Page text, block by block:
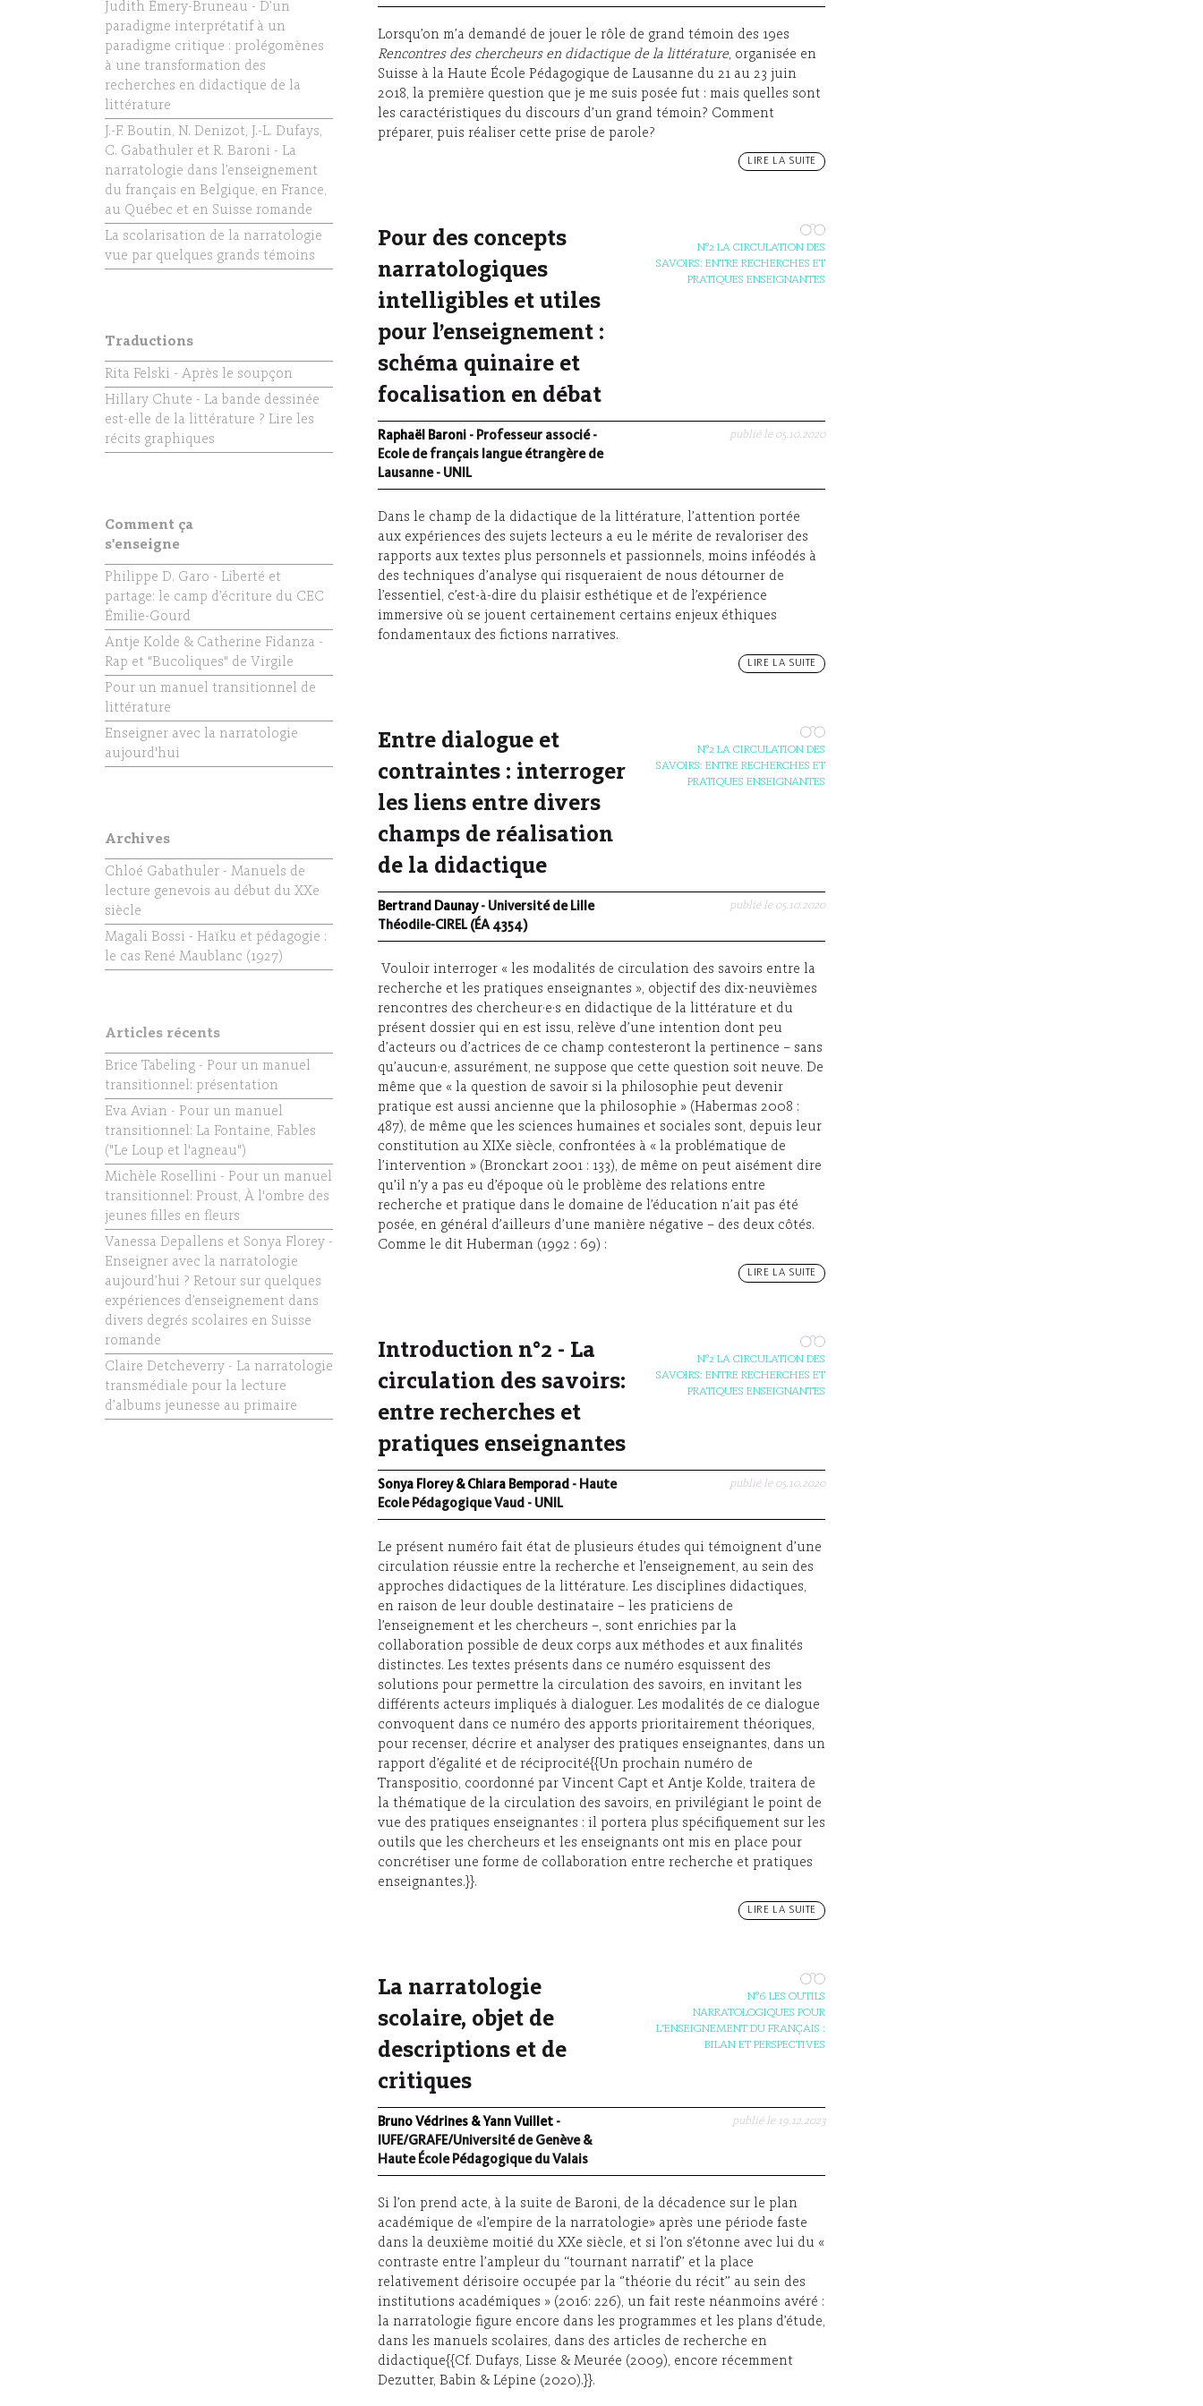
Judith Émery-Bruneau - D’un
paradigme interprétatif à un
paradigme critique : prolégomènes
à une transformation des
recherches en didactique de la
littérature
J.-F. Boutin, N. Denizot, J.-L. Dufays,
C. Gabathuler et R. Baroni - La
narratologie dans l’enseignement
du français en Belgique, en France,
au Québec et en Suisse romande
La scolarisation de la narratologie
vue par quelques grands témoins
Traductions
Rita Felski - Après le soupçon
Hillary Chute - La bande dessinée
est-elle de la littérature ? Lire les
récits graphiques
Comment ça
s'enseigne
Philippe D. Garo - Liberté et
partage: le camp d’écriture du CEC
Émilie-Gourd
Antje Kolde & Catherine Fidanza -
Rap et "Bucoliques" de Virgile
Pour un manuel transitionnel de
littérature
Enseigner avec la narratologie
aujourd'hui
Archives
Chloé Gabathuler - Manuels de
lecture genevois au début du XXe
siècle
Magali Bossi - Haïku et pédagogie :
le cas René Maublanc (1927)
Articles récents
Brice Tabeling - Pour un manuel
transitionnel: présentation
Eva Avian - Pour un manuel
transitionnel: La Fontaine, Fables
("Le Loup et l'agneau")
Michèle Rosellini - Pour un manuel
transitionnel: Proust, À l'ombre des
jeunes filles en fleurs
Vanessa Depallens et Sonya Florey -
Enseigner avec la narratologie
aujourd’hui ? Retour sur quelques
expériences d’enseignement dans
divers degrés scolaires en Suisse
romande
Claire Detcheverry - La narratologie
transmédiale pour la lecture
d’albums jeunesse au primaire
Lorsqu’on m’a demandé de jouer le rôle de grand témoin des 19es
Rencontres des chercheurs en didactique de la littérature, organisée en
Suisse à la Haute École Pédagogique de Lausanne du 21 au 23 juin
2018, la première question que je me suis posée fut : mais quelles sont
les caractéristiques du discours d’un grand témoin? Comment
préparer, puis réaliser cette prise de parole?
LIRE LA SUITE
Pour des concepts
narratologiques
intelligibles et utiles
pour l’enseignement :
schéma quinaire et
focalisation en débat
N°2 LA CIRCULATION DES
SAVOIRS: ENTRE RECHERCHES ET
PRATIQUES ENSEIGNANTES
Raphaël Baroni - Professeur associé -
Ecole de français langue étrangère de
Lausanne - UNIL
publié le 05.10.2020
Dans le champ de la didactique de la littérature, l’attention portée
aux expériences des sujets lecteurs a eu le mérite de revaloriser des
rapports aux textes plus personnels et passionnels, moins inféodés à
des techniques d’analyse qui risqueraient de nous détourner de
l’essentiel, c’est-à-dire du plaisir esthétique et de l’expérience
immersive où se jouent certainement certains enjeux éthiques
fondamentaux des fictions narratives.
LIRE LA SUITE
Entre dialogue et
contraintes : interroger
les liens entre divers
champs de réalisation
de la didactique
N°2 LA CIRCULATION DES
SAVOIRS: ENTRE RECHERCHES ET
PRATIQUES ENSEIGNANTES
Bertrand Daunay- Université de Lille
Théodile-CIREL (ÉA 4354)
publié le 05.10.2020
Vouloir interroger « les modalités de circulation des savoirs entre la
recherche et les pratiques enseignantes », objectif des dix-neuvièmes
rencontres des chercheur·e·s en didactique de la littérature et du
présent dossier qui en est issu, relève d’une intention dont peu
d’acteurs ou d’actrices de ce champ contesteront la pertinence – sans
qu’aucun·e, assurément, ne suppose que cette question soit neuve. De
même que « la question de savoir si la philosophie peut devenir
pratique est aussi ancienne que la philosophie » (Habermas 2008 :
487), de même que les sciences humaines et sociales sont, depuis leur
constitution au XIXe siècle, confrontées à « la problématique de
l’intervention » (Bronckart 2001 : 133), de même on peut aisément dire
qu’il n’y a pas eu d’époque où le problème des relations entre
recherche et pratique dans le domaine de l’éducation n’ait pas été
posée, en général d’ailleurs d’une manière négative – des deux côtés.
Comme le dit Huberman (1992 : 69) :
LIRE LA SUITE
Introduction n°2 - La
circulation des savoirs:
entre recherches et
pratiques enseignantes
N°2 LA CIRCULATION DES
SAVOIRS: ENTRE RECHERCHES ET
PRATIQUES ENSEIGNANTES
Sonya Florey & Chiara Bemporad - Haute
Ecole Pédagogique Vaud - UNIL
publié le 05.10.2020
Le présent numéro fait état de plusieurs études qui témoignent d’une
circulation réussie entre la recherche et l’enseignement, au sein des
approches didactiques de la littérature. Les disciplines didactiques,
en raison de leur double destinataire – les praticiens de
l’enseignement et les chercheurs –, sont enrichies par la
collaboration possible de deux corps aux méthodes et aux finalités
distinctes. Les textes présents dans ce numéro esquissent des
solutions pour permettre la circulation des savoirs, en invitant les
différents acteurs impliqués à dialoguer. Les modalités de ce dialogue
convoquent dans ce numéro des apports prioritairement théoriques,
pour recenser, décrire et analyser des pratiques enseignantes, dans un
rapport d’égalité et de réciprocité{{Un prochain numéro de
Transpositio, coordonné par Vincent Capt et Antje Kolde, traitera de
la thématique de la circulation des savoirs, en privilégiant le point de
vue des pratiques enseignantes : il portera plus spécifiquement sur les
outils que les chercheurs et les enseignants ont mis en place pour
concrétiser une forme de collaboration entre recherche et pratiques
enseignantes.}}.
LIRE LA SUITE
La narratologie
scolaire, objet de
descriptions et de
critiques
N°6 LES OUTILS
NARRATOLOGIQUES POUR
L'ENSEIGNEMENT DU FRANÇAIS :
BILAN ET PERSPECTIVES
Bruno Védrines & Yann Vuillet -
IUFE/GRAFE/Université de Genève &
Haute École Pédagogique du Valais
publié le 19.12.2023
Si l’on prend acte, à la suite de Baroni, de la décadence sur le plan
académique de «l’empire de la narratologie» après une période faste
dans la deuxième moitié du XXe siècle, et si l’on s’étonne avec lui du «
contraste entre l’ampleur du ‘‘tournant narratif’’ et la place
relativement dérisoire occupée par la ‘’théorie du récit’’ au sein des
institutions académiques » (2016: 226), un fait reste néanmoins avéré :
la narratologie figure encore dans les programmes et les plans d’étude,
dans les manuels scolaires, dans des articles de recherche en
didactique{{Cf. Dufays, Lisse & Meurée (2009), encore récemment
Dezutter, Babin & Lépine (2020).}}.